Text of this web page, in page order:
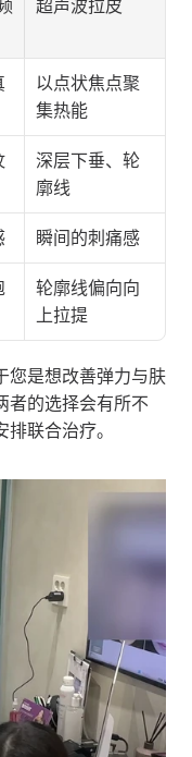
超声波拉皮
以点状焦点聚
集热能
深层下垂、轮
廓线
瞬间的刺痛感
轮廓线偏向向
上拉提
您是想改善弹力与肤
者的选择会有所不
联合治疗。